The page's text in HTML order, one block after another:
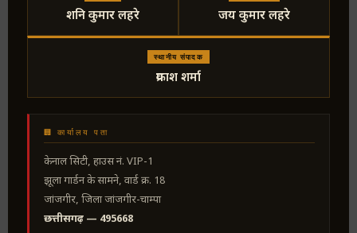
शनि कुमार लहरे जय कुमार लहरे
स्थानीय संपादक
प्रकाश शर्मा
🏢 कार्यालय पता
केनाल सिटी, हाउस नं. VIP-1
झूला गार्डन के सामने, वार्ड क्र. 18
जांजगीर, जिला जांजगीर-चाम्पा
छत्तीसगढ़ — 495668